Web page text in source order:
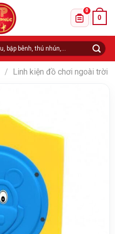
0
Danh sách
0
/ Linh kiện đồ chơi ngoài trời